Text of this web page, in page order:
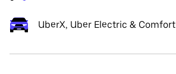
UberX, Uber Electric & Comfort